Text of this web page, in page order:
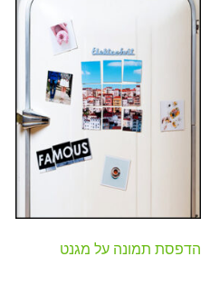
הדפסת תמונה על מגנט